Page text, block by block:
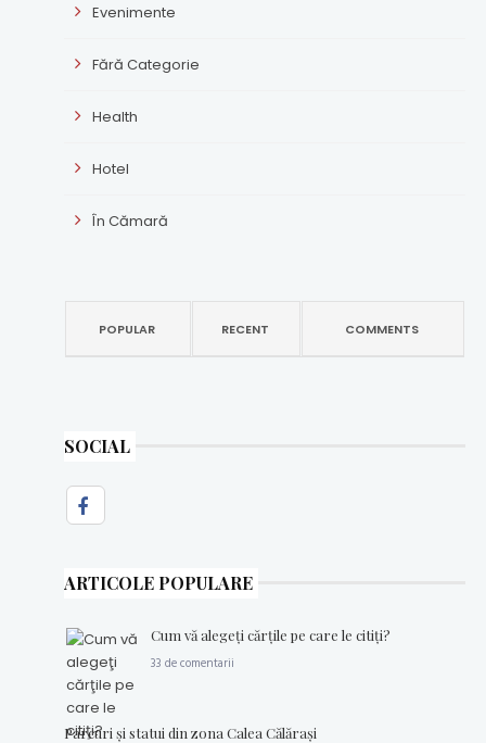
Evenimente
Fără Categorie
Health
Hotel
În Cămară
POPULAR RECENT COMMENTS
SOCIAL
ARTICOLE POPULARE
Cum vă alegeţi cărţile pe care le citiţi?
33 de comentarii
Parcuri şi statui din zona Calea Călăraşi